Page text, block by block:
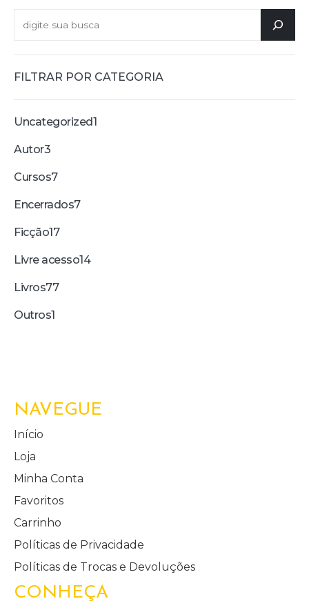
FILTRAR POR CATEGORIA
Uncategorized1
Autor3
Cursos7
Encerrados7
Ficção17
Livre acesso14
Livros77
Outros1
NAVEGUE
Início
Loja
Minha Conta
Favoritos
Carrinho
Políticas de Privacidade
Políticas de Trocas e Devoluções
CONHEÇA